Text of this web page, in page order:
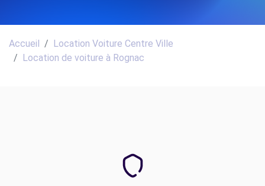
Accueil
Location Voiture Centre Ville
Location de voiture à Rognac